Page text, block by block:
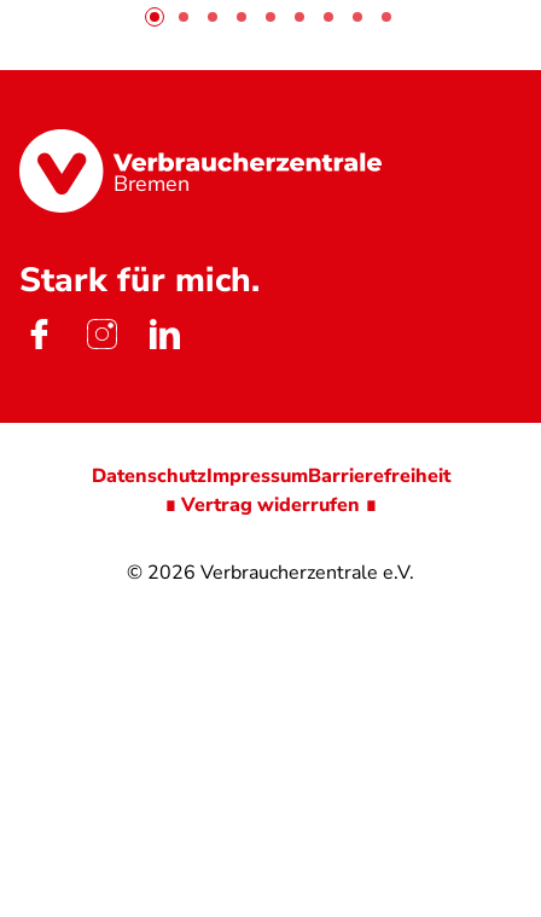
Bremen
Stark für mich.
© 2026 Verbraucherzentrale e.V.
DatenschutzImpressumBarrierefreiheit
∎ Vertrag widerrufen ∎